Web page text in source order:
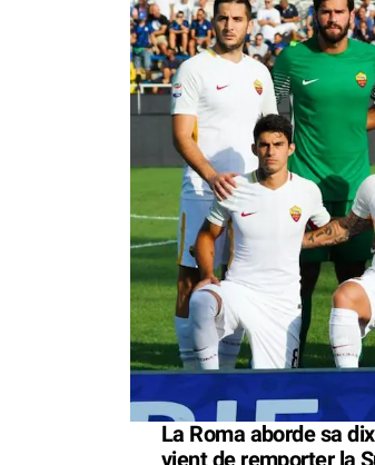
La Roma aborde sa
vient de remporter la